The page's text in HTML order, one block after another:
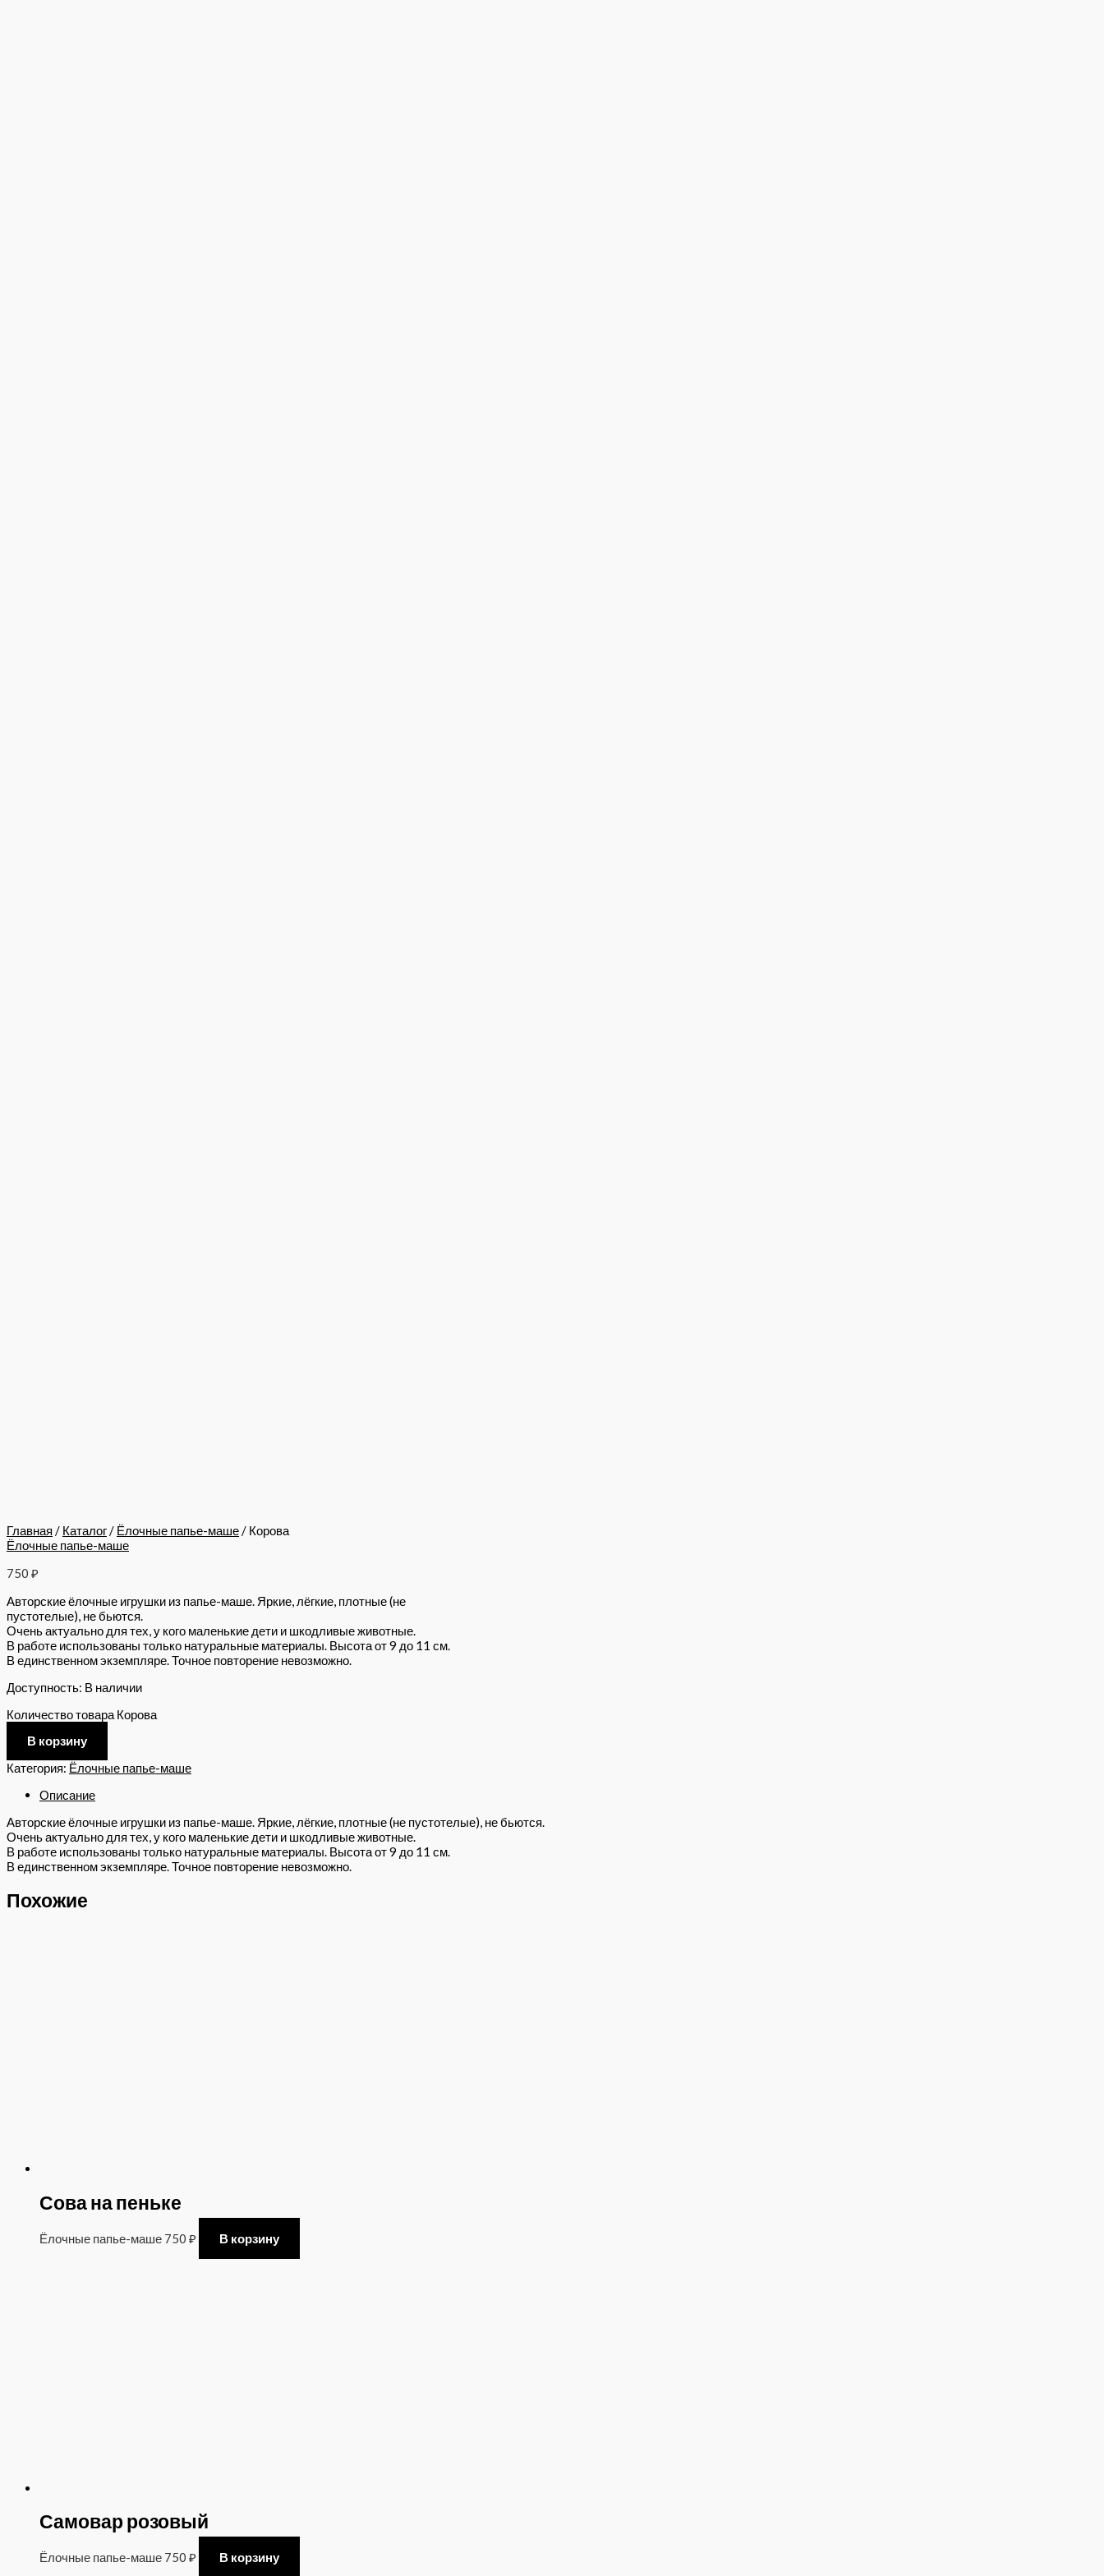
Главная / Каталог/ Ёлочные папье-маше/ Корова
Ёлочные папье-маше
750 ₽
Авторские ёлочные игрушки из папье-маше. Яркие, лёгкие, плотные (не
пустотелые), не бьются.
Очень актуально для тех, у кого маленькие дети и шкодливые животные.
В работе использованы только натуральные материалы. Высота от 9 до 11 см.
В единственном экземпляре. Точное повторение невозможно.
Доступность: В наличии
Количество товара Корова
В корзину
Категория: Ёлочные папье-маше
Описание
Авторские ёлочные игрушки из папье-маше. Яркие, лёгкие, плотные (не пустотелые), не бьются.
Очень актуально для тех, у кого маленькие дети и шкодливые животные.
В работе использованы только натуральные материалы. Высота от 9 до 11 см.
В единственном экземпляре. Точное повторение невозможно.
Похожие
Сова на пеньке
Ёлочные папье-маше 750 ₽ В корзину
Самовар розовый
Ёлочные папье-маше 750 ₽ В корзину